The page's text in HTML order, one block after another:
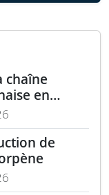
chaîne
en
de